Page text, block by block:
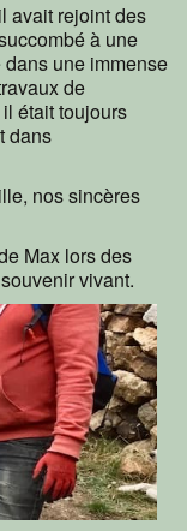
avait rejoint des
à une
une immense
de
était toujours
dans
nos sincères
Max lors des
vivant.